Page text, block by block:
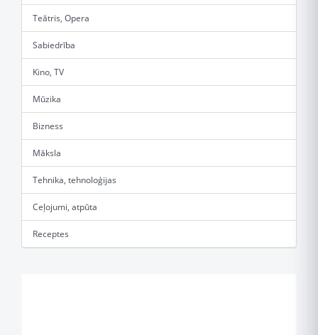
Teātris, Opera
Sabiedrība
Kino, TV
Mūzika
Bizness
Māksla
Tehnika, tehnoloģijas
Ceļojumi, atpūta
Receptes